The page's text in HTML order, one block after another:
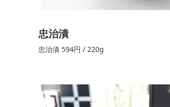
忠治漬
忠治漬 594円 / 220g